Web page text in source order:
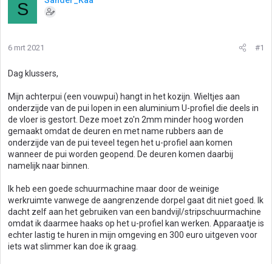
S
6 mrt 2021 #1
Dag klussers,
Mijn achterpui (een vouwpui) hangt in het kozijn. Wieltjes aan
onderzijde van de pui lopen in een aluminium U-profiel die deels in
de vloer is gestort. Deze moet zo'n 2mm minder hoog worden
gemaakt omdat de deuren en met name rubbers aan de
onderzijde van de pui teveel tegen het u-profiel aan komen
wanneer de pui worden geopend. De deuren komen daarbij
namelijk naar binnen.
Ik heb een goede schuurmachine maar door de weinige
werkruimte vanwege de aangrenzende dorpel gaat dit niet goed. Ik
dacht zelf aan het gebruiken van een bandvijl/stripschuurmachine
omdat ik daarmee haaks op het u-profiel kan werken. Apparaatje is
echter lastig te huren in mijn omgeving en 300 euro uitgeven voor
iets wat slimmer kan doe ik graag.